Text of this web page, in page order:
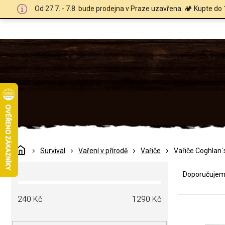
Od 27.7. - 7.8. bude prodejna v Praze uzavřena. 🏕️ Kupte
DomůSurvival Vaření v přírodě Vařiče Vařiče
P
o
a
240 Kč 1290 Kč
e